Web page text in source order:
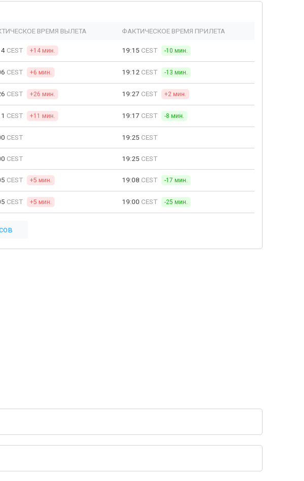
ВРЕМЯ ВЫЛЕТА ФАКТИЧЕСКОЕ ВРЕМЯ ПРИЛЕТА
CEST +14 мин. 19:15 CEST -10 мин.
CEST +6 мин. 19:12 CEST -13 мин.
CEST +26 мин. 19:27 CEST +2 мин.
CEST +11 мин. 19:17 CEST -8 мин.
CEST 19:25 CEST
CEST 19:25 CEST
CEST +5 мин. 19:08 CEST -17 мин.
CEST +5 мин. 19:00 CEST -25 мин.